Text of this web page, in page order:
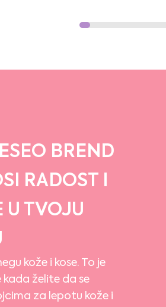
BREND
RADOST I
U TVOJU
kože i kose. To je
želite da se
za lepotu kože i